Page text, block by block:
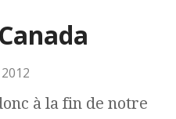
à la fin de notre